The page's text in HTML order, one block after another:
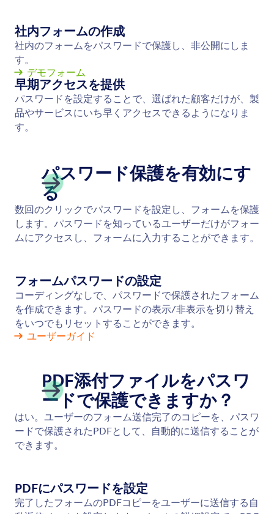
社内フォームの作成
社内のフォームをパスワードで保護し、非公開にしま
す。
デモフォーム
早期アクセスを提供
パスワードを設定することで、選ばれた顧客だけが、製
品やサービスにいち早くアクセスできるようになりま
す。
パスワード保護を有効にす
る
数回のクリックでパスワードを設定し、フォームを保護
します。パスワードを知っているユーザーだけがフォー
ムにアクセスし、フォームに入力することができます。
フォームパスワードの設定
コーディングなしで、パスワードで保護されたフォーム
を作成できます。パスワードの表示/非表示を切り替え
をいつでもリセットすることができます。
ユーザーガイド
PDF添付ファイルをパスワ
ードで保護できますか？
はい。ユーザーのフォーム送信完了のコピーを、パスワ
ードで保護されたPDFとして、自動的に送信することが
できます。
PDFにパスワードを設定
完了したフォームのPDFコピーをユーザーに送信する自